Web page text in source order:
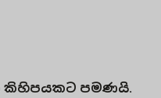
කිහිපයකට පමණයි.